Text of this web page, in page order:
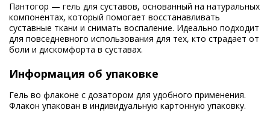
Пантогор — гель для суставов, основанный на натуральных
компонентах, который помогает восстанавливать
суставные ткани и снимать воспаление. Идеально подходит
для повседневного использования для тех, кто страдает от
боли и дискомфорта в суставах.
Информация об упаковке
Гель во флаконе с дозатором для удобного применения.
Флакон упакован в индивидуальную картонную упаковку.